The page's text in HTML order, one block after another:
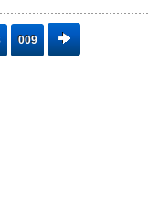
009